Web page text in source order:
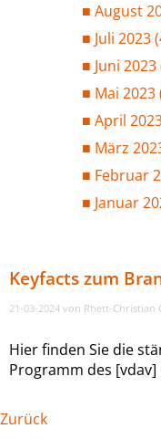
August
Juli 2023
Juni
Mai 2023
April
März
Februar
Januar
Keyfacts zum
21-03-2024 von Rhett-Christian
Hier finden Sie die
Programm des
Zurück